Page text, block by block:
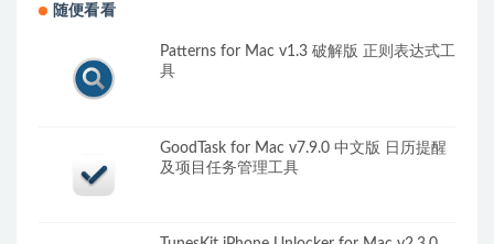
随便看看
Patterns for Mac v1.3 破解版 正则表达式工
具
GoodTask for Mac v7.9.0 中文版 日历提醒
及项目任务管理工具